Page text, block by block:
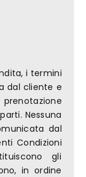
i termini
dal cliente e
Nessuna
dal
Condizioni
gli
in ordine